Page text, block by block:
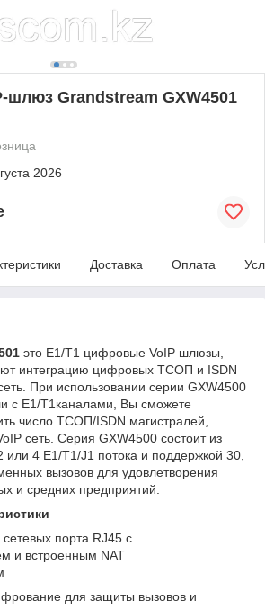
Grandstream GXW4501
2026
Доставка Оплата
это E1/T1 цифровые VoIP шлюзы,
интеграцию цифровых ТСОП и ISDN
При использовании серии GXW4500
с E1/T1каналами, Вы сможете
число ТСОП/ISDN магистралей,
сеть. Серия GXW4500 состоит из
4 E1/T1/J1 потока и поддержкой 30,
вызовов для удовлетворения
и средних предприятий.
сетевых порта RJ45 с
и встроенным NAT
для защиты вызовов и